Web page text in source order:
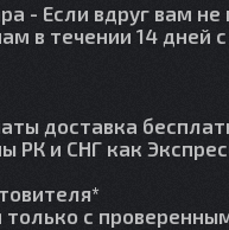
- Если вдруг вам
в течении 14 дней
доставка
РК и СНГ как
с